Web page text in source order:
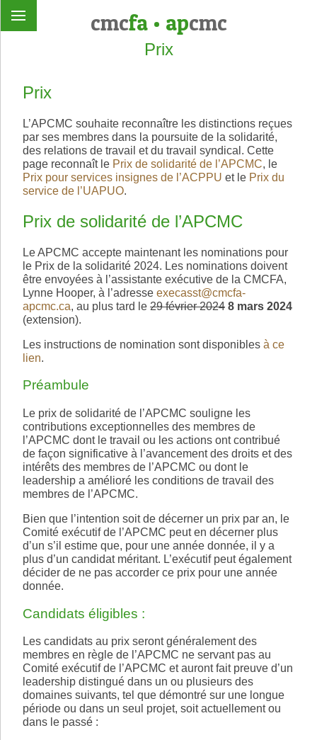
cmcfa• apcmc
Prix
Prix
L’APCMC souhaite reconnaître les distinctions reçues
par ses membres dans la poursuite de la solidarité,
des relations de travail et du travail syndical. Cette
page reconnaît le Prix de solidarité de l’APCMC, le
Prix pour services insignes de l’ACPPU et le Prix du
service de l’UAPUO.
Prix de solidarité de l’APCMC
Le APCMC accepte maintenant les nominations pour
le Prix de la solidarité 2024. Les nominations doivent
être envoyées à l’assistante exécutive de la CMCFA,
Lynne Hooper, à l’adresse execasst@cmcfa-
apcmc.ca, au plus tard le 29 février 2024 8 mars 2024
(extension).
Les instructions de nomination sont disponibles à ce
lien.
Préambule
Le prix de solidarité de l’APCMC souligne les
contributions exceptionnelles des membres de
l’APCMC dont le travail ou les actions ont contribué
de façon significative à l’avancement des droits et des
intérêts des membres de l’APCMC ou dont le
leadership a amélioré les conditions de travail des
membres de l’APCMC.
Bien que l’intention soit de décerner un prix par an, le
Comité exécutif de l’APCMC peut en décerner plus
d’un s’il estime que, pour une année donnée, il y a
plus d’un candidat méritant. L’exécutif peut également
décider de ne pas accorder ce prix pour une année
donnée.
Candidats éligibles :
Les candidats au prix seront généralement des
membres en règle de l’APCMC ne servant pas au
Comité exécutif de l’APCMC et auront fait preuve d’un
leadership distingué dans un ou plusieurs des
domaines suivants, tel que démontré sur une longue
période ou dans un seul projet, soit actuellement ou
dans le passé :